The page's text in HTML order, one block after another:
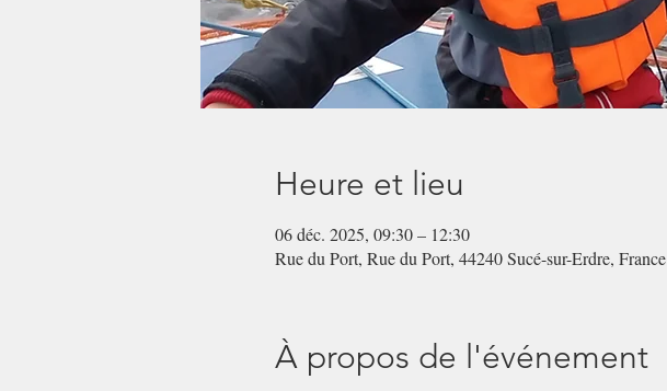
Heure et lieu
06 déc. 2025, 09:30 – 12:30
Rue du Port, Rue du Port, 44240 Sucé-sur-Erdre, France
À propos de l'événement